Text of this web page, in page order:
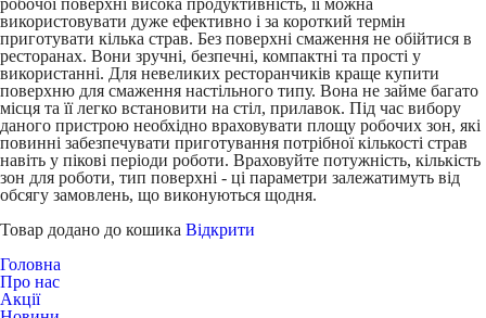
робочої поверхні висока продуктивність, її можна
використовувати дуже ефективно і за короткий термін
приготувати кілька страв. Без поверхні смаження не обійтися в
ресторанах. Вони зручні, безпечні, компактні та прості у
використанні. Для невеликих ресторанчиків краще купити
поверхню для смаження настільного типу. Вона не займе багато
місця та її легко встановити на стіл, прилавок. Під час вибору
даного пристрою необхідно враховувати площу робочих зон, які
повинні забезпечувати приготування потрібної кількості страв
навіть у пікові періоди роботи. Враховуйте потужність, кількість
зон для роботи, тип поверхні - ці параметри залежатимуть від
обсягу замовлень, що виконуються щодня.
Товар додано до кошика Відкрити
Головна
Про нас
Акції